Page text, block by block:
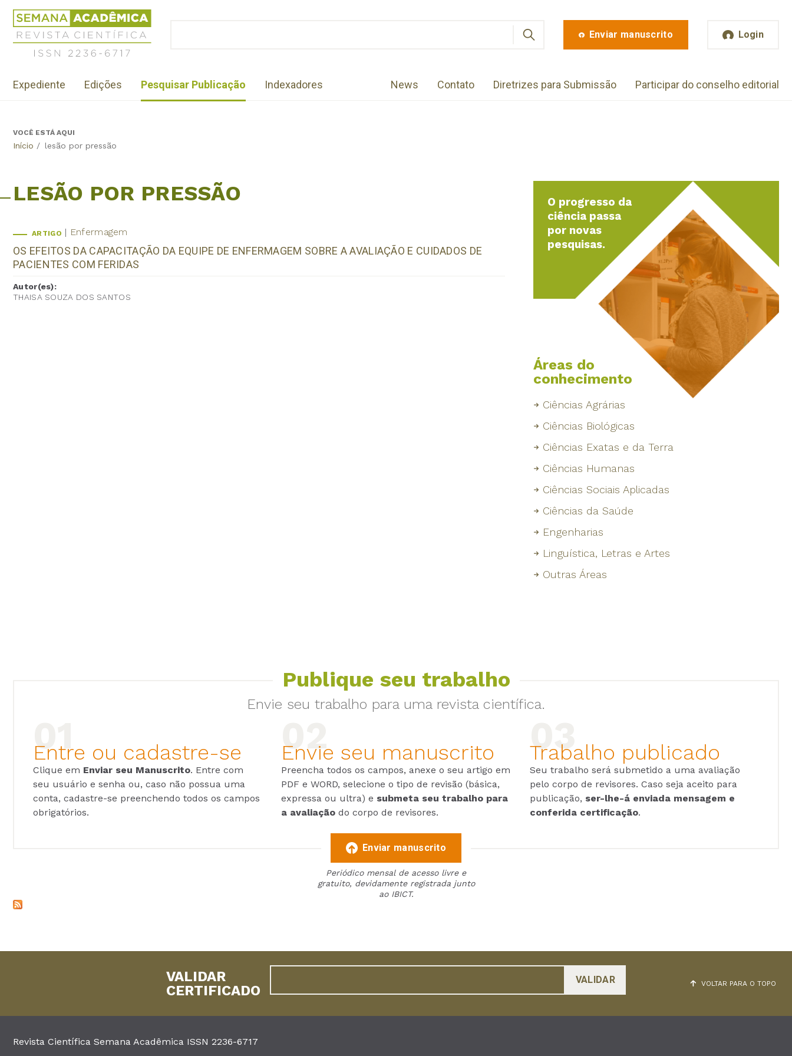
Jump
navigation
Revista
Científica
Semana
Acadêmica
2236-
Enviar manuscrito Login
Menu
institutional
Expediente Edições Pesquisar Publicação Indexadores News Contato Diretrizes para Submissão Participar do conselho editorial
BackVOCÊ ESTÁ AQUI
Início / lesão por pressão
LESÃO POR PRESSÃO
ARTIGO Enfermagem
OS EFEITOS DA CAPACITAÇÃO DA EQUIPE DE ENFERMAGEM SOBRE A AVALIAÇÃO E CUIDADOS DE
PACIENTES COM FERIDAS
Autor(es):
THAISA SOUZA DOS SANTOS
O progresso da
ciência passa
por novas
pesquisas.
Áreas do
conhecimento
Ciências Agrárias
Ciências Biológicas
Ciências Exatas e da Terra
Ciências Humanas
Ciências Sociais Aplicadas
Ciências da Saúde
Engenharias
Linguística, Letras e Artes
Outras Áreas
Publique seu trabalho
Envie seu trabalho para uma revista científica.
Entre ou cadastre-se
Clique em Enviar seu Manuscrito. Entre com
seu usuário e senha ou, caso não possua uma
conta, cadastre-se preenchendo todos os campos
obrigatórios.
Envie seu manuscrito
Preencha todos os campos, anexe o seu artigo em
PDF e WORD, selecione o tipo de revisão (básica,
expressa ou ultra) e submeta seu trabalho para
a avaliação do corpo de revisores.
Trabalho publicado
Seu trabalho será submetido a uma avaliação
pelo corpo de revisores. Caso seja aceito para
publicação, ser-lhe-á enviada mensagem e
conferida certificação.
Enviar manuscrito
Periódico mensal de acesso livre e
gratuito, devidamente registrada junto
ao IBICT.
VOLTAR PARA O TOPO
VALIDAR
CERTIFICADO
Revista Científica Semana Acadêmica ISSN 2236-6717